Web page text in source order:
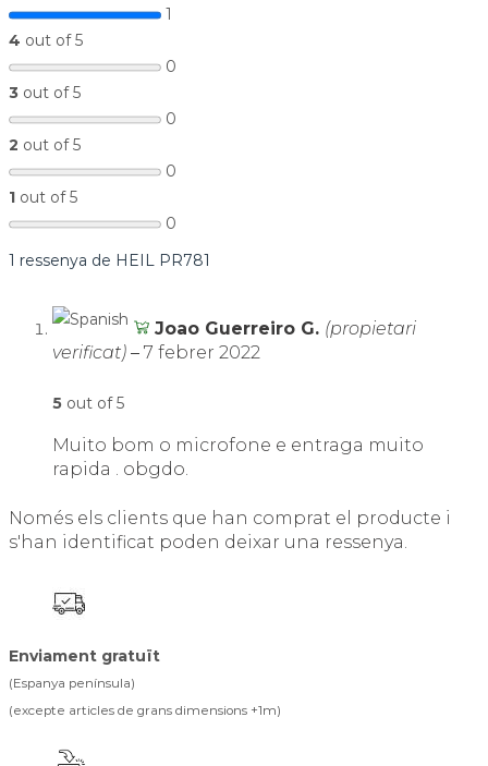
1
4 out of 5
0
3 out of 5
0
2 out of 5
0
1 out of 5
0
1 ressenya de HEIL PR781
Joao Guerreiro G. (propietari
verificat) – 7 febrer 2022
5 out of 5
Muito bom o microfone e entraga muito
rapida . obgdo.
Només els clients que han comprat el producte i
s'han identificat poden deixar una ressenya.
Enviament gratuït
(Espanya península)
(excepte articles de grans dimensions +1m)